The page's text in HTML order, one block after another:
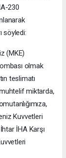
230
söyledi:
(MKE)
olmak
teslimatı
miktarda,
Kuvvetleri
İHA Karşı